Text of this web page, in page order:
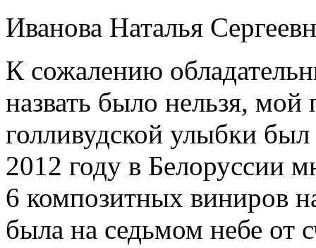
Иванова Наталья
К сожалению
назвать было нельзя,
голливудской улыбки
2012 году в Белоруссии
6 композитных виниров
была на седьмом небе от